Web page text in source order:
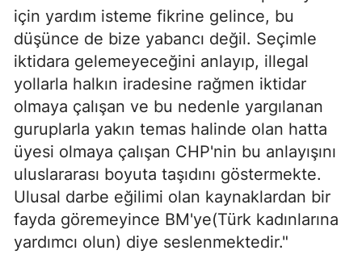
için yardım isteme fikrine gelince, bu
düşünce de bize yabancı değil. Seçimle
iktidara gelemeyeceğini anlayıp, illegal
yollarla halkın iradesine rağmen iktidar
olmaya çalışan ve bu nedenle yargılanan
guruplarla yakın temas halinde olan hatta
üyesi olmaya çalışan CHP'nin bu anlayışını
uluslararası boyuta taşıdını göstermekte.
Ulusal darbe eğilimi olan kaynaklardan bir
fayda göremeyince BM'ye(Türk kadınlarına
yardımcı olun) diye seslenmektedir."